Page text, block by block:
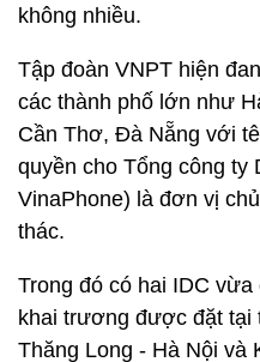
không nhiều.
Tập đoàn VNPT hiện
các thành phố lớn như
Cần Thơ, Đà Nẵng với
quyền cho Tổng công ty
VinaPhone) là đơn vị
thác.
Trong đó có hai IDC
khai trương được đặt tại
Thăng Long - Hà Nội và